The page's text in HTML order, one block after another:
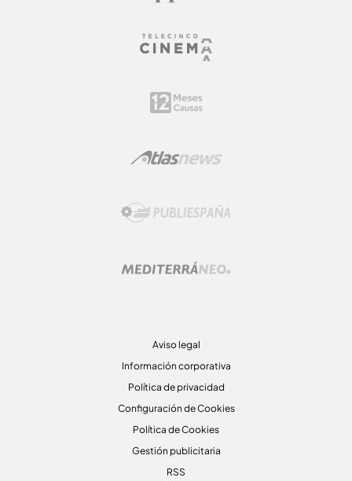
Aviso legal
Información corporativa
Política de privacidad
Configuración de Cookies
Política de Cookies
Gestión publicitaria
RSS